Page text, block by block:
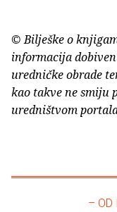
© Bilješke o
informacija
uredničke obrade
kao takve ne smiju
uredništvom
– OD